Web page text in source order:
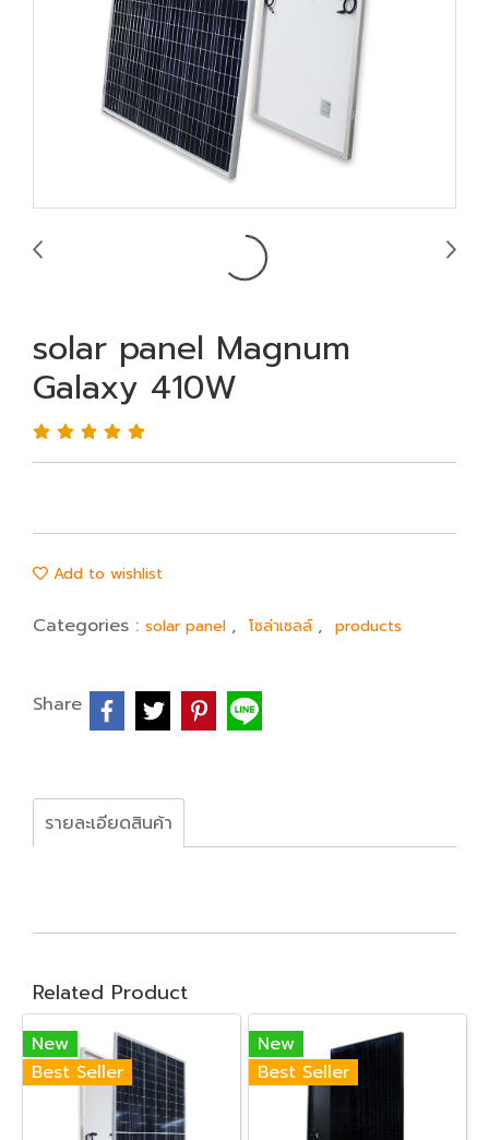
solar panel Magnum
Galaxy 410W
Add to wishlist
Categories : solar panel , โซล่าเซลล์ , products
Share
รายละเอียดสินค้า
Related Product
New
Best Seller
New
Best Seller